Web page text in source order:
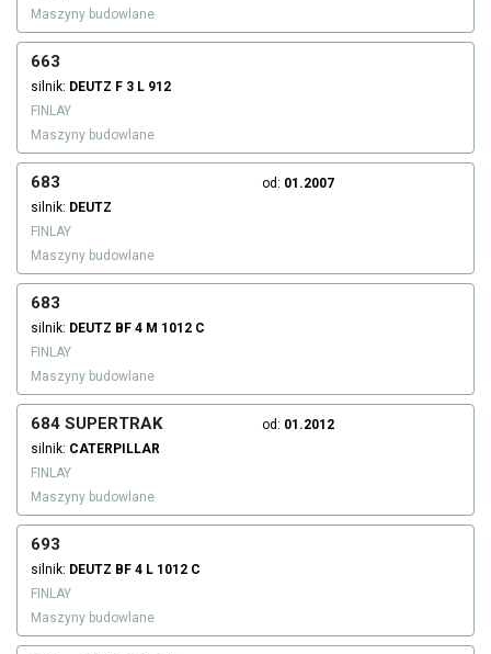
Maszyny budowlane
663
silnik: DEUTZ F 3 L 912
FINLAY
Maszyny budowlane
683 od: 01.2007
silnik: DEUTZ
FINLAY
Maszyny budowlane
683
silnik: DEUTZ BF 4 M 1012 C
FINLAY
Maszyny budowlane
684 SUPERTRAK od: 01.2012
silnik: CATERPILLAR
FINLAY
Maszyny budowlane
693
silnik: DEUTZ BF 4 L 1012 C
FINLAY
Maszyny budowlane